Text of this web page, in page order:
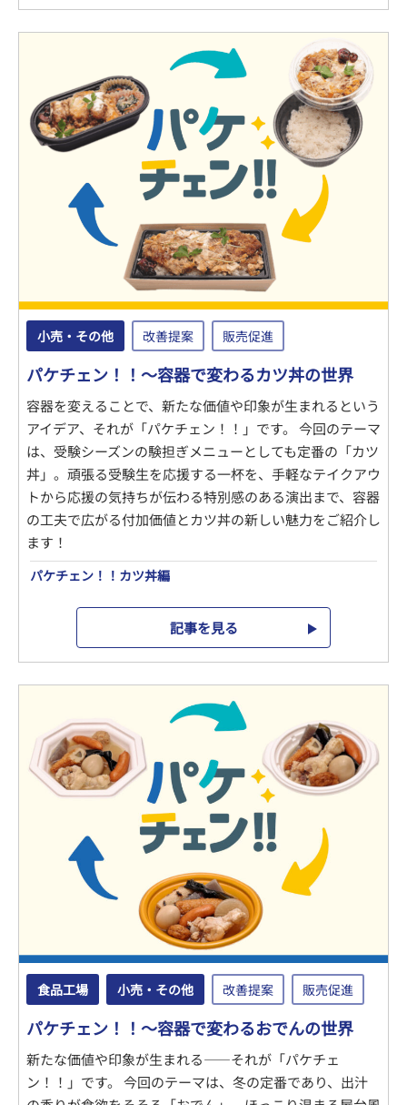
小売・その他 改善提案 販売促進
パケチェン！！～容器で変わるカツ丼の世界
容器を変えることで、新たな価値や印象が生まれるという
アイデア、それが「パケチェン！！」です。 今回のテーマ
は、受験シーズンの験担ぎメニューとしても定番の「カツ
丼」。頑張る受験生を応援する一杯を、手軽なテイクアウ
トから応援の気持ちが伝わる特別感のある演出まで、容器
の工夫で広がる付加価値とカツ丼の新しい魅力をご紹介し
ます！
パケチェン！！カツ丼編
記事を見る
食品工場 小売・その他 改善提案 販売促進
パケチェン！！～容器で変わるおでんの世界
新たな価値や印象が生まれる――それが「パケチェ
ン！！」です。 今回のテーマは、冬の定番であり、出汁